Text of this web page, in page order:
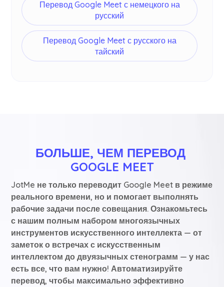
Перевод Google Meet с немецкого на
русский
Перевод Google Meet с русского на
тайский
БОЛЬШЕ, ЧЕМ ПЕРЕВОД
GOOGLE MEET
JotMe не только переводит Google Meet в режиме
реального времени, но и помогает выполнять
рабочие задачи после совещания. Ознакомьтесь
с нашим полным набором многоязычных
инструментов искусственного интеллекта — от
заметок о встречах с искусственным
интеллектом до двуязычных стенограмм — у нас
есть все, что вам нужно! Автоматизируйте
перевод, чтобы максимально эффективно